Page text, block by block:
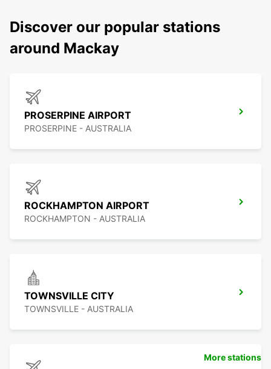
Discover our popular stations
around Mackay
PROSERPINE AIRPORT
PROSERPINE - AUSTRALIA
ROCKHAMPTON AIRPORT
ROCKHAMPTON - AUSTRALIA
TOWNSVILLE CITY
TOWNSVILLE - AUSTRALIA
More stations